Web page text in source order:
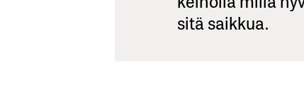
sitä saikkua.